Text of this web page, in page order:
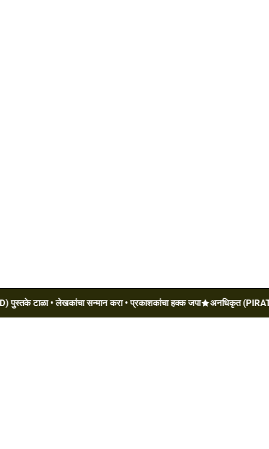
टाळा • लेखकांचा सन्मान करा • प्रकाशकांचा हक्क जपा अनधिकृत (PIRATED)